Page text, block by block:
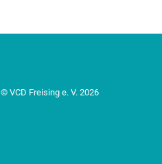
© VCD Freising e. V. 2026